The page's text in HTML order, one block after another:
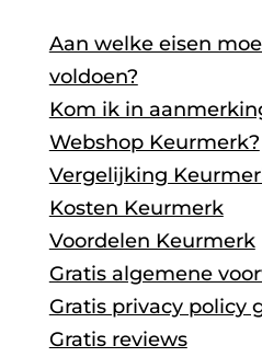
Aan welke eisen
voldoen?
Kom ik in
Webshop Keurmerk?
Vergelijking
Kosten Keurmerk
Voordelen Keurmerk
Gratis algemene
Gratis privacy policy
Gratis reviews